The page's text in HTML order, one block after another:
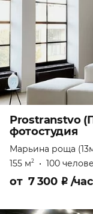
Prostranstvo
фотостудия
Марьина роща
155 м2 • 100
от 7 300 ₽ /час